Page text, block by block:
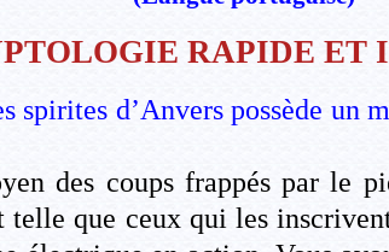
RAPIDE ET
spirites d’Anvers possède un
des coups frappés par le
telle que ceux qui les